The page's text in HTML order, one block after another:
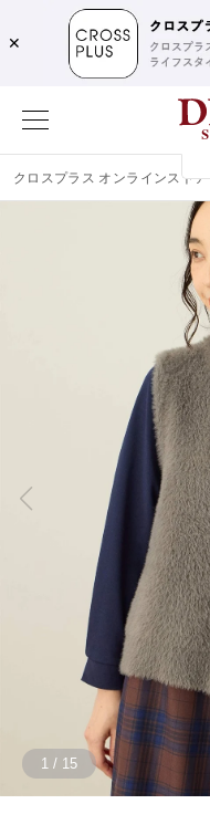
✕
クロスプラス オンラインストア
1 / 15